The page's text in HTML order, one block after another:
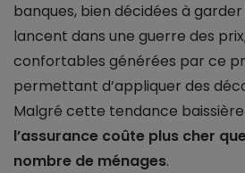
banques, bien décidées à
lancent dans une guerre des
confortables générées par ce
permettant d’appliquer des
Malgré cette tendance
l’assurance coûte plus cher
nombre de ménages.